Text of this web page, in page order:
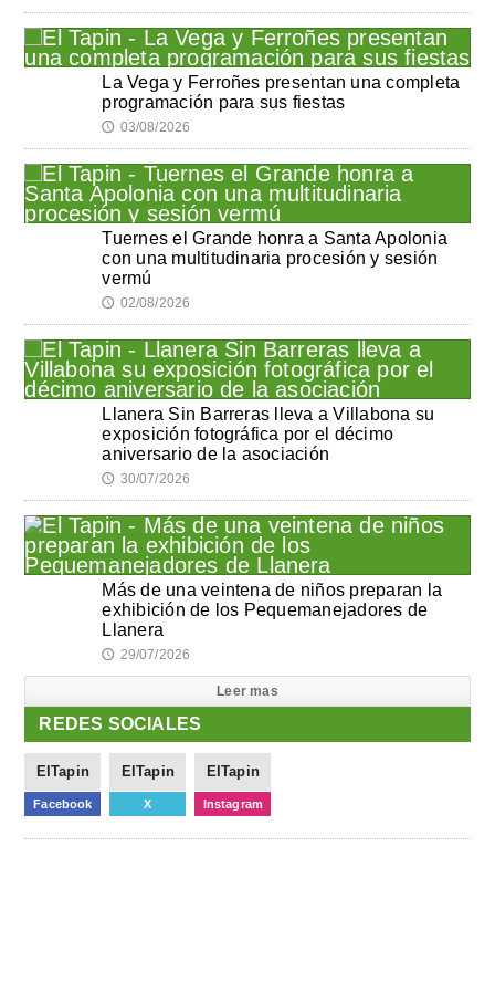
La Vega y Ferroñes presentan una completa
programación para sus fiestas
🕔 03/08/2026
Tuernes el Grande honra a Santa Apolonia
con una multitudinaria procesión y sesión
vermú
🕔 02/08/2026
Llanera Sin Barreras lleva a Villabona su
exposición fotográfica por el décimo
aniversario de la asociación
🕔 30/07/2026
Más de una veintena de niños preparan la
exhibición de los Pequemanejadores de
Llanera
🕔 29/07/2026
Leer mas
REDES SOCIALES
ElTapin
Facebook
ElTapin
X
ElTapin
Instagram